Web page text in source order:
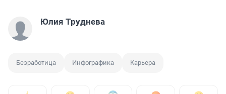
Юлия Труднева
Безработица Инфографика Карьера